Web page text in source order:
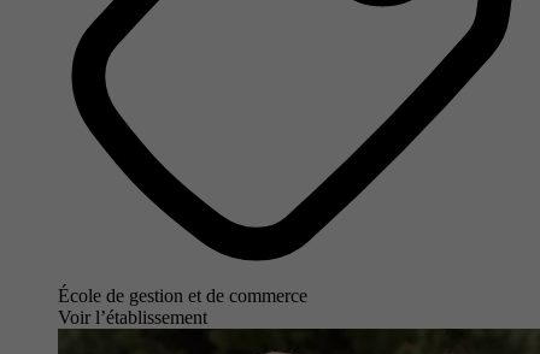
École de gestion et de commerce
Voir l’établissement